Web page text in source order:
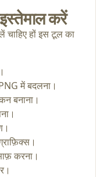
करें
हों इस टूल का
में बदलना।
बनाना।
करना।